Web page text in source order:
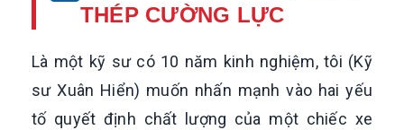
THÉP CƯỜNG LỰC
Là một kỹ sư có 10 năm kinh nghiệm, tôi (Kỹ
sư Xuân Hiển) muốn nhấn mạnh vào hai yếu
tố quyết định chất lượng của một chiếc xe